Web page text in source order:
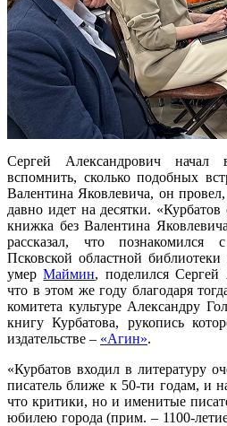
Сергей Александрович начал
вспомнить, сколько подобных
Валентина Яковлевича, он
давно идет на десятки. «Курбатов
книжка без Валентина
рассказал, что
Псковской областной
умерМаймин, поделился Сергей
что в этом же году благодаря
комитета культуре Александру
книгу Курбатова, рукопись
издательстве – «Агин».
«Курбатов входил в литературу
писатель ближе к 50-ти годам, и
что критики, но и именитые
юбилею города (прим. – 1100-